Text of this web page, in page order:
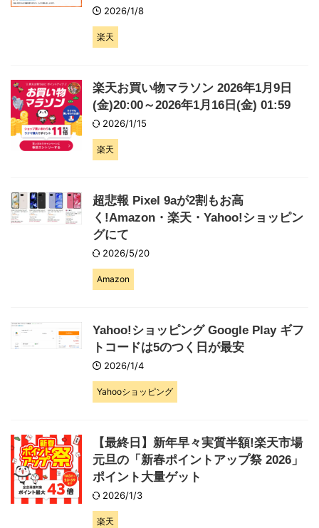
2026/1/8
楽天
楽天お買い物マラソン 2026年1月9日
(金)20:00～2026年1月16日(金) 01:59
2026/1/15
楽天
超悲報 Pixel 9aが2割もお高
く!Amazon・楽天・Yahoo!ショッピン
グにて
2026/5/20
Amazon
Yahoo!ショッピング Google Play ギフ
トコードは5のつく日が最安
2026/1/4
Yahooショッピング
【最終日】新年早々実質半額!楽天市場
元旦の「新春ポイントアップ祭 2026」
ポイント大量ゲット
2026/1/3
楽天